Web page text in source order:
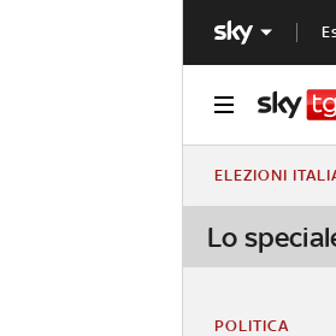
ELEZIONI
Lo
POLITICA